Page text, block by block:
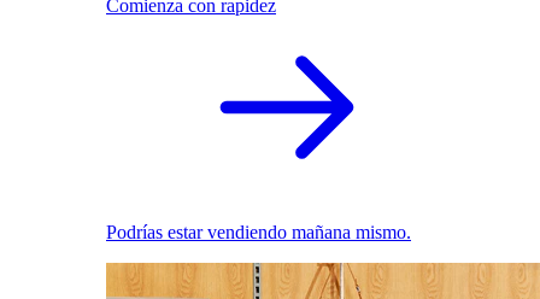
Comienza con rapidez
Podrías estar vendiendo mañana mismo.